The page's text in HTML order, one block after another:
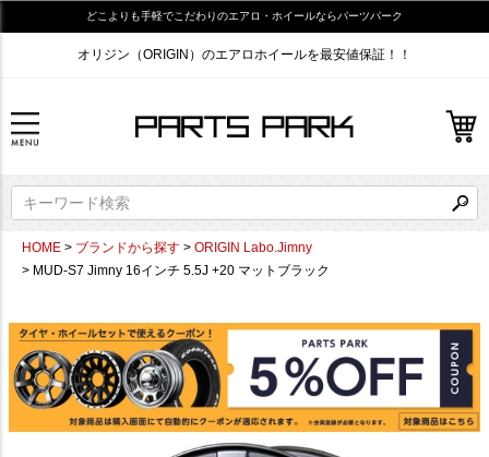
どこよりも手軽でこだわりのエアロ・ホイールならパーツパーク
オリジン（ORIGIN）のエアロホイールを最安値保証！！
HOME ブランドから探す
ORIGIN Labo.Jimny
MUD-S7 Jimny 16インチ 5.5J +20 マットブラック